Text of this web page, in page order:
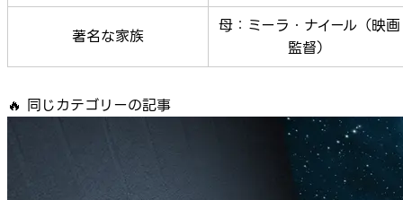
著名な家族
母：ミーラ・ナイール（映画
監督）
🔥 同じカテゴリーの記事